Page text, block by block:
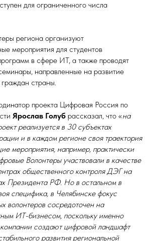
для ограниченного числа
региона организуют
мероприятия для студентов
в сфере ИТ, а также проводят
направленные на развитие
страны.
проекта Цифровая Россия по
Ярослав Голуб рассказал, что «на
реализуется в 30 субъектах
и в каждом регионе своя траектория
мероприятия, например, практически
Волонтеры участвовали в качестве
общественного контроля ДЭГ на
Президента РФ. Но в остальном в
специфика, в Челябинске фокус
волонтеров сосредоточен на
ИТ-бизнесом, поскольку именно
создают цифровой ландшафт
развития региональной